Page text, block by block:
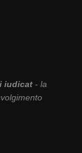
iudicat- la